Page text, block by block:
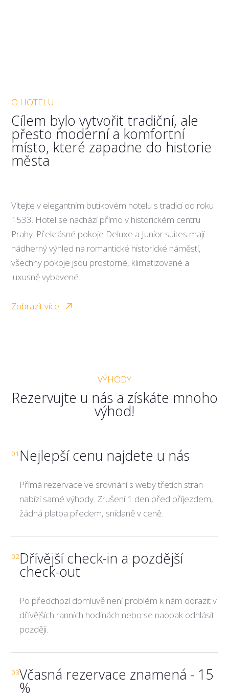
O HOTELU
Cílem bylo vytvořit tradiční, ale
přesto moderní a komfortní
místo, které zapadne do historie
města
Vítejte v elegantním butikovém hotelu s tradicí od roku
1533. Hotel se nachází přímo v historickém centru
Prahy. Překrásné pokoje Deluxe a Junior suites mají
nádherný výhled na romantické historické náměstí,
všechny pokoje jsou prostorné, klimatizované a
luxusně vybavené.
Zobrazit více
VÝHODY
Rezervujte u nás a získáte mnoho
výhod!
01 Nejlepší cenu najdete u nás
Přímá rezervace ve srovnání s weby třetích stran
nabízí samé výhody. Zrušení 1 den před příjezdem,
žádná platba předem, snídaně v ceně.
02Dřívější check-in a pozdější
check-out
Po předchozí domluvě není problém k nám dorazit v
dřívějších ranních hodinách nebo se naopak odhlásit
později.
03Včasná rezervace znamená - 15
%